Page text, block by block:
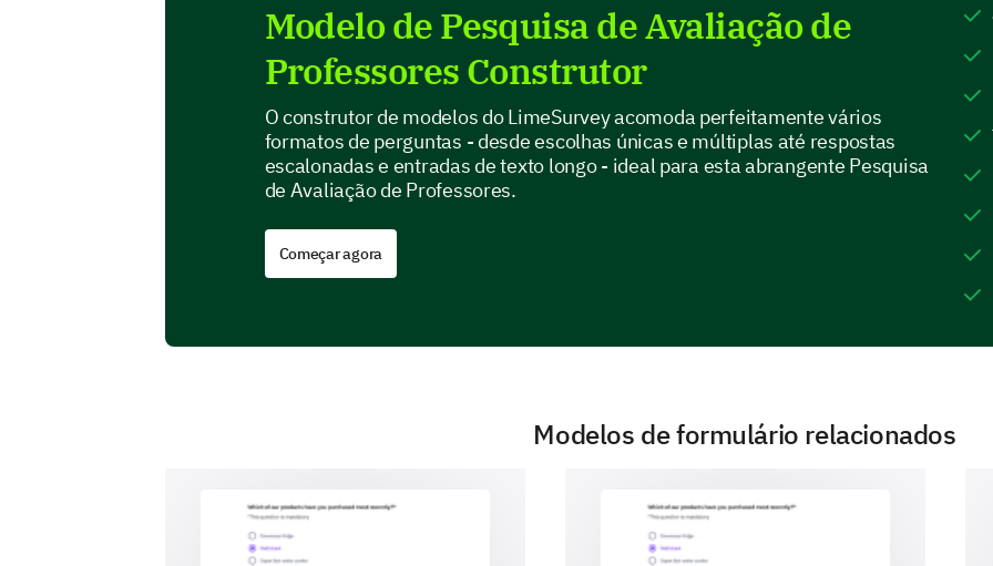
Please select the appropriate options and
each selected option.
are clear and easy to
understand
Reading materials
Modelo de Pesquisa de Avaliação de
Professores Construtor
O construtor de modelos do LimeSurvey acomoda perfeitamente vários
formatos de perguntas - desde escolhas únicas e múltiplas até respostas
escalonadas e entradas de texto longo - ideal para esta abrangente Pesquisa
de Avaliação de Professores.
Começar agora
Modelos de formulário relacionados